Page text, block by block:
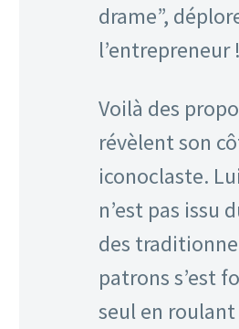
drame”,
l’entrepreneur !
Voilà des
révèlent son
iconoclaste.
n’est pas issu
des
patrons s’est
seul en roulant